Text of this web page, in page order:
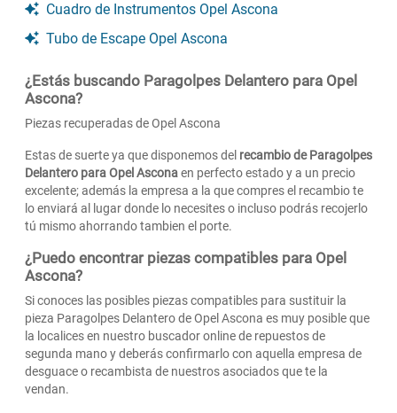
Cuadro de Instrumentos Opel Ascona
Tubo de Escape Opel Ascona
¿Estás buscando Paragolpes Delantero para Opel
Ascona?
Piezas recuperadas de Opel Ascona
Estas de suerte ya que disponemos del recambio de Paragolpes
Delantero para Opel Asconaen perfecto estado y a un precio
excelente; además la empresa a la que compres el recambio te
lo enviará al lugar donde lo necesites o incluso podrás recojerlo
tú mismo ahorrando tambien el porte.
¿Puedo encontrar piezas compatibles para Opel
Ascona?
Si conoces las posibles piezas compatibles para sustituir la
pieza Paragolpes Delantero de Opel Ascona es muy posible que
la localices en nuestro buscador online de repuestos de
segunda mano y deberás confirmarlo con aquella empresa de
desguace o recambista de nuestros asociados que te la
vendan.